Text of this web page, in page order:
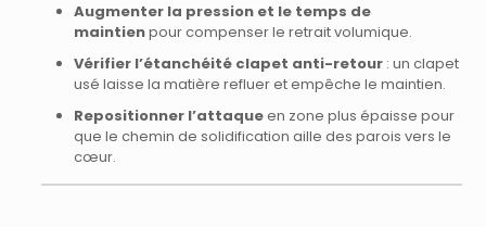
Augmenter la pression et le temps de
maintienpour compenser le retrait volumique.
Vérifier l’étanchéité clapet anti-retour : un clapet
usé laisse la matière refluer et empêche le maintien.
Repositionner l’attaqueen zone plus épaisse pour
que le chemin de solidification aille des parois vers le
cœur.